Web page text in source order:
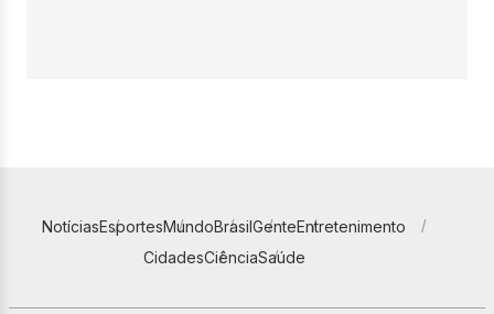
NotíciasEsportesMundoBrasilGenteEntretenimento
CidadesCiênciaSaúde